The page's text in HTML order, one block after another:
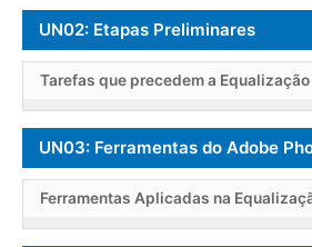
UN02: Etapas Preliminares
Tarefas que precedem a
UN03: Ferramentas do Adobe
Ferramentas Aplicadas na